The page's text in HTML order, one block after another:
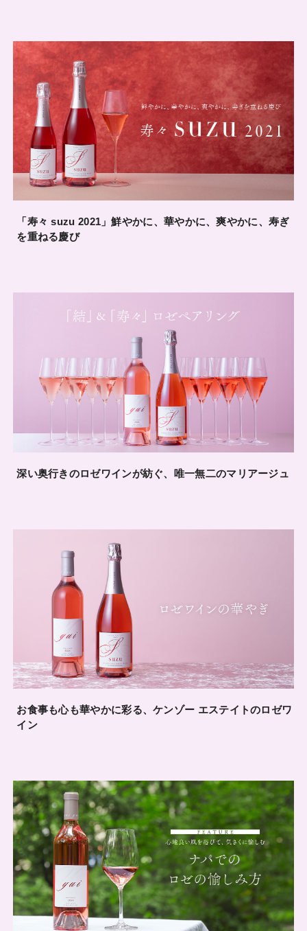
「寿々 suzu 2021」鮮やかに、華やかに、爽やかに、寿ぎ
を重ねる慶び
深い奥行きのロゼワインが紡ぐ、唯一無二のマリアージュ
お食事も心も華やかに彩る、ケンゾー エステイトのロゼワ
イン